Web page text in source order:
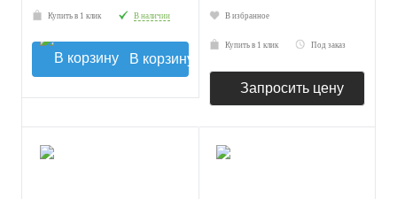
Купить в 1 клик В наличии
В корзину
В избранное
Купить в 1 клик Под заказ
Запросить цену